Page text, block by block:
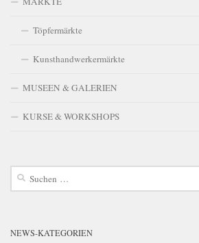
Töpfermärkte
Kunsthandwerkermärkte
MUSEEN & GALERIEN
KURSE & WORKSHOPS
Suchen
NEWS-KATEGORIEN